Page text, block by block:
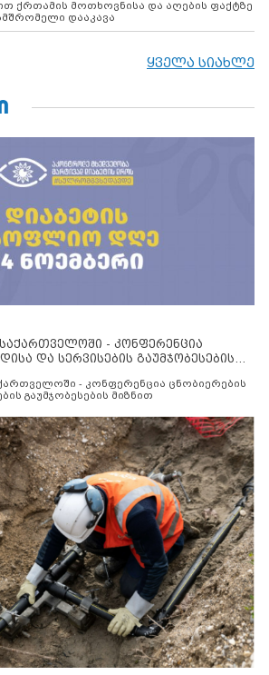
დააკავა
ყველა სიახლე
- კონფერენცია
და სერვისების გაუმჯობესების
- კონფერენცია ცნობიერების
გაუმჯობესების მიზნით